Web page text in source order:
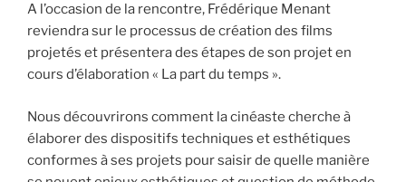
A l’occasion de la rencontre, Frédérique Menant
reviendra sur le processus de création des films
projetés et présentera des étapes de son projet en
cours d’élaboration « La part du temps ».
Nous découvrirons comment la cinéaste cherche à
élaborer des dispositifs techniques et esthétiques
conformes à ses projets pour saisir de quelle manière